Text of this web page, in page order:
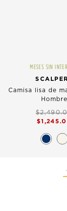
MESES SIN
Camisa lisa de
Hombre